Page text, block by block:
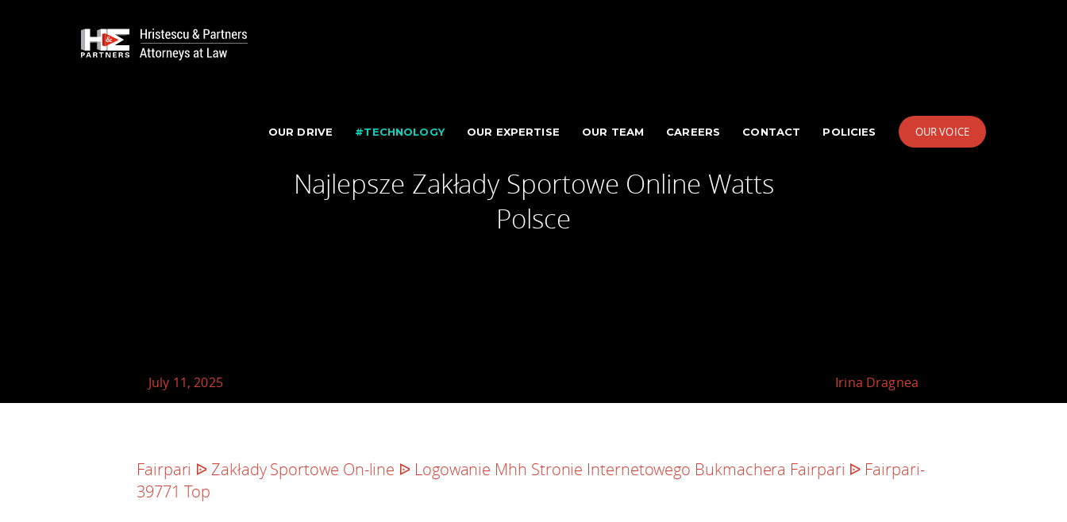
OUR DRIVE #TECHNOLOGY OUR EXPERTISE OUR TEAM CAREERS CONTACT POLICIES OUR VOICE
Najlepsze Zakłady Sportowe Online Watts
Polsce
July 11, 2025 Irina Dragnea
Fairpari ᐉ Zakłady Sportowe On-line ᐉ Logowanie Mhh Stronie Internetowego Bukmachera Fairpari ᐉ Fairpari-
39771 Top